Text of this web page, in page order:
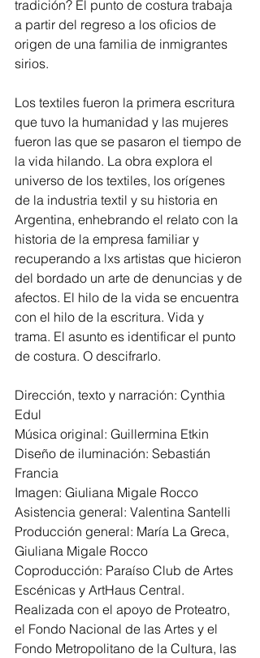
tradición? El punto de costura trabaja
a partir del regreso a los oficios de
origen de una familia de inmigrantes
sirios.
Los textiles fueron la primera escritura
que tuvo la humanidad y las mujeres
fueron las que se pasaron el tiempo de
la vida hilando. La obra explora el
universo de los textiles, los orígenes
de la industria textil y su historia en
Argentina, enhebrando el relato con la
historia de la empresa familiar y
recuperando a lxs artistas que hicieron
del bordado un arte de denuncias y de
afectos. El hilo de la vida se encuentra
con el hilo de la escritura. Vida y
trama. El asunto es identificar el punto
de costura. O descifrarlo.
Dirección, texto y narración: Cynthia
Edul
Música original: Guillermina Etkin
Diseño de iluminación: Sebastián
Francia
Imagen: Giuliana Migale Rocco
Asistencia general: Valentina Santelli
Producción general: María La Greca,
Giuliana Migale Rocco
Coproducción: Paraíso Club de Artes
Escénicas y ArtHaus Central.
Realizada con el apoyo de Proteatro,
el Fondo Nacional de las Artes y el
Fondo Metropolitano de la Cultura, las